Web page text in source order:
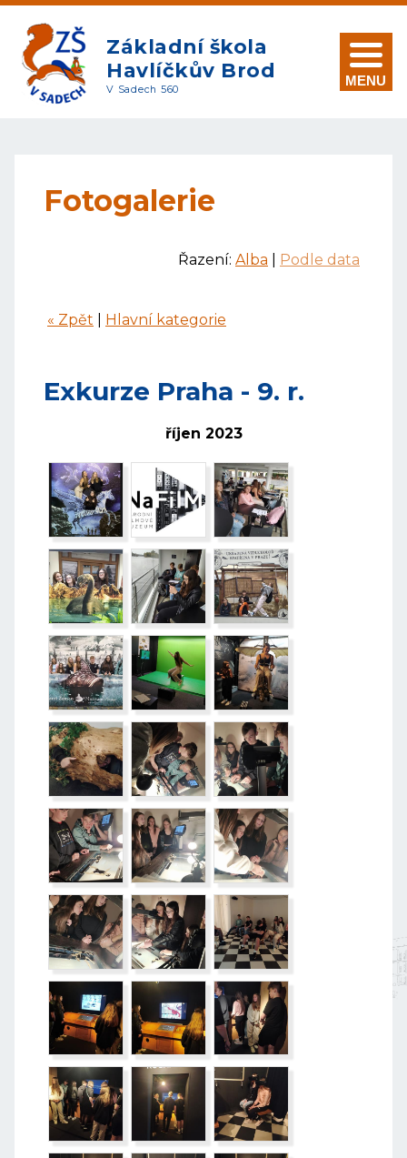
Základní škola
Havlíčkův Brod
V Sadech 560
MENU
Fotogalerie
Řazení: Alba Podle data
« Zpět Hlavní kategorie
Exkurze Praha - 9. r.
říjen 2023